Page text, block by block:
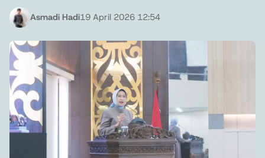
Asmadi Hadi19 April 2026 12:54